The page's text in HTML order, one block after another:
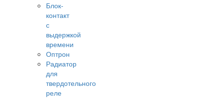
Блок-
контакт
с
выдержкой
времени
Оптрон
Радиатор
для
твердотельного
реле